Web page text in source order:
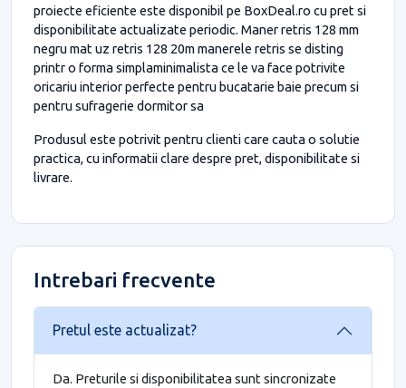
proiecte eficiente este disponibil pe BoxDeal.ro cu pret si
disponibilitate actualizate periodic. Maner retris 128 mm
negru mat uz retris 128 20m manerele retris se disting
printr o forma simplaminimalista ce le va face potrivite
oricariu interior perfecte pentru bucatarie baie precum si
pentru sufragerie dormitor sa
Produsul este potrivit pentru clienti care cauta o solutie
practica, cu informatii clare despre pret, disponibilitate si
livrare.
Intrebari frecvente
Pretul este actualizat?
Da. Preturile si disponibilitatea sunt sincronizate